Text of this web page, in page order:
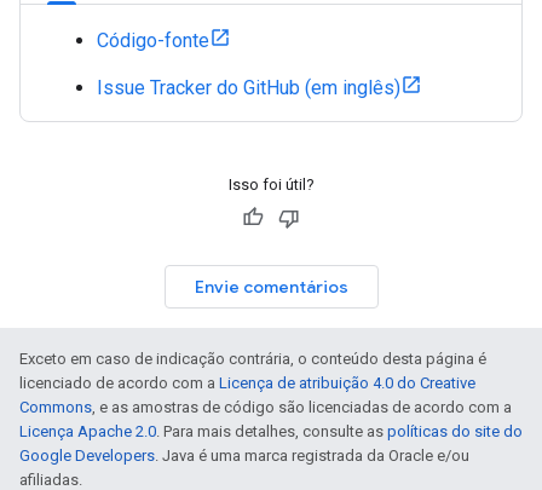
Código-fonte
Issue Tracker do GitHub (em inglês)
Isso foi útil?
Envie comentários
Exceto em caso de indicação contrária, o conteúdo desta página é
licenciado de acordo com a Licença de atribuição 4.0 do Creative
Commons, e as amostras de código são licenciadas de acordo com a
Licença Apache 2.0. Para mais detalhes, consulte as políticas do site do
Google Developers. Java é uma marca registrada da Oracle e/ou
afiliadas.